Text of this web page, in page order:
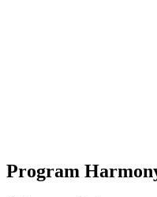
Program